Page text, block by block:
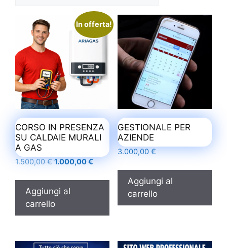
In offerta!
CORSO IN PRESENZA
SU CALDAIE MURALI
A GAS
1.500,00€Il
originale
era:
1.500,00 €.
1.000,00€Il
attuale
1.000,00 €.
Aggiungi al
carrello
GESTIONALE PER
AZIENDE
3.000,00€
Aggiungi al
carrello